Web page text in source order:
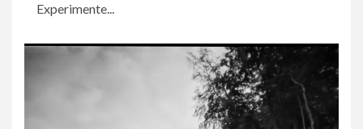
Experimente...